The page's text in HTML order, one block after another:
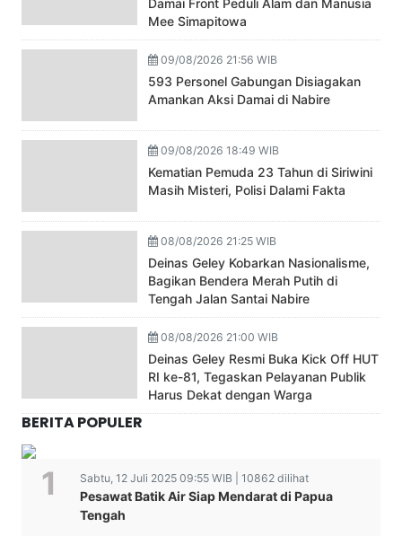
Damai Front Peduli Alam dan Manusia
Mee Simapitowa
09/08/2026 21:56 WIB
593 Personel Gabungan Disiagakan
Amankan Aksi Damai di Nabire
09/08/2026 18:49 WIB
Kematian Pemuda 23 Tahun di Siriwini
Masih Misteri, Polisi Dalami Fakta
08/08/2026 21:25 WIB
Deinas Geley Kobarkan Nasionalisme,
Bagikan Bendera Merah Putih di
Tengah Jalan Santai Nabire
08/08/2026 21:00 WIB
Deinas Geley Resmi Buka Kick Off HUT
RI ke-81, Tegaskan Pelayanan Publik
Harus Dekat dengan Warga
BERITA POPULER
Sabtu, 12 Juli 2025 09:55 WIB | 10862 dilihat
Pesawat Batik Air Siap Mendarat di Papua
Tengah